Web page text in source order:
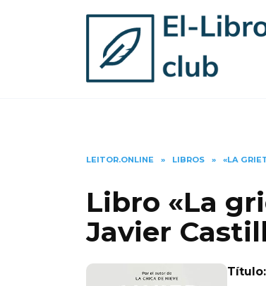
LEITOR.ONLINE » LIBROS » «LA
Libro «La
Javier
Título: